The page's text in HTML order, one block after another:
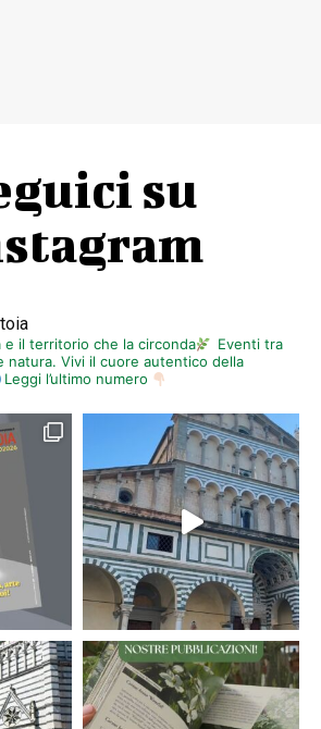
su
e il territorio che la circonda
Eventi tra
natura. Vivi il cuore autentico della
Leggi l’ultimo numero